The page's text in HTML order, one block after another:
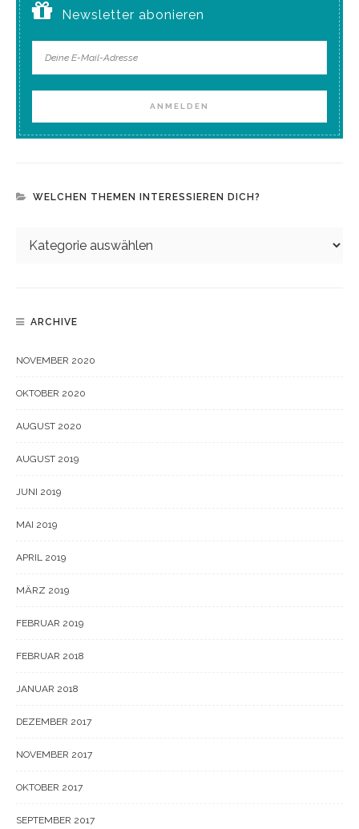
Newsletter abonieren
WELCHEN THEMEN INTERESSIEREN DICH?
ARCHIVE
NOVEMBER 2020
OKTOBER 2020
AUGUST 2020
AUGUST 2019
JUNI 2019
MAI 2019
APRIL 2019
MÄRZ 2019
FEBRUAR 2019
FEBRUAR 2018
JANUAR 2018
DEZEMBER 2017
NOVEMBER 2017
OKTOBER 2017
SEPTEMBER 2017